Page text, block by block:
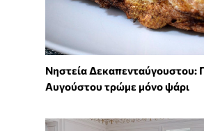
Νηστεία Δεκαπενταύγουστου:
Αυγούστου τρώμε μόνο ψάρι